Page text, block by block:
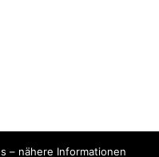
– nähere Informationen